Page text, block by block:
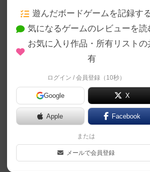
旧とQ、どっちが好き？ by編集者
【YouTube】
【おすすめボードゲーム】気になる新
https://youtu.be/_1Ro_3aRPjA
～ ・ ～ ・ ～ ・ ～ ・ ～ ・ ～ ・ ～ ・
遊んだボードゲームを記録す
気になるゲームのレビューを読
お気に入り作品・所有リストの
有
ログイン / 会員登録（10秒）
Google X
Apple Facebook
または
メールで会員登録